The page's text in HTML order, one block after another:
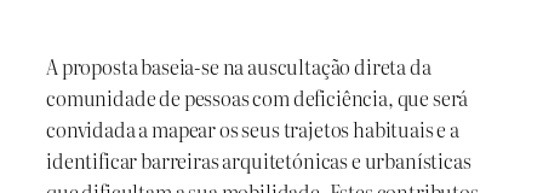
A proposta baseia-se na auscultação direta da
comunidade de pessoas com deficiência, que será
convidada a mapear os seus trajetos habituais e a
identificar barreiras arquitetónicas e urbanísticas